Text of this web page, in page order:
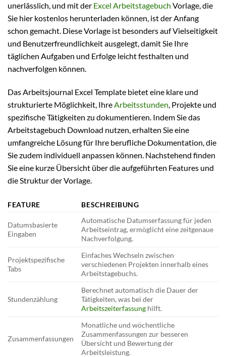
unerlässlich, und mit der Excel Arbeitstagebuch Vorlage, die
Sie hier kostenlos herunterladen können, ist der Anfang
schon gemacht. Diese Vorlage ist besonders auf Vielseitigkeit
und Benutzerfreundlichkeit ausgelegt, damit Sie Ihre
täglichen Aufgaben und Erfolge leicht festhalten und
nachverfolgen können.
Das Arbeitsjournal Excel Template bietet eine klare und
strukturierte Möglichkeit, IhreArbeitsstunden, Projekte und
spezifische Tätigkeiten zu dokumentieren. Indem Sie das
Arbeitstagebuch Download nutzen, erhalten Sie eine
umfangreiche Lösung für Ihre berufliche Dokumentation, die
Sie zudem individuell anpassen können. Nachstehend finden
Sie eine kurze Übersicht über die aufgeführten Features und
die Struktur der Vorlage.
FEATURE BESCHREIBUNG
Datumsbasierte
Eingaben
Automatische Datumserfassung für jeden
Arbeitseintrag, ermöglicht eine zeitgenaue
Nachverfolgung.
Projektspezifische
Tabs
Einfaches Wechseln zwischen
verschiedenen Projekten innerhalb eines
Arbeitstagebuchs.
Stundenzählung
Berechnet automatisch die Dauer der
Tätigkeiten, was bei der
Arbeitszeiterfassung hilft.
Zusammenfassungen
Monatliche und wöchentliche
Zusammenfassungen zur besseren
Übersicht und Bewertung der
Arbeitsleistung.